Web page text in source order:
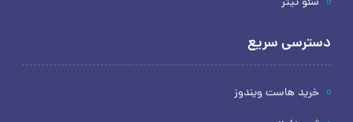
دسترسی سریع
خرید هاست ویندوز